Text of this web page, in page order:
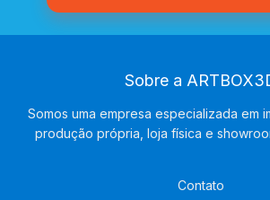
Sobre a
Somos uma empresa especializada em
produção própria, loja física e
Contato